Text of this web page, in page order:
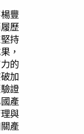
豐
歷
持
，
的
加
證
產
與
產